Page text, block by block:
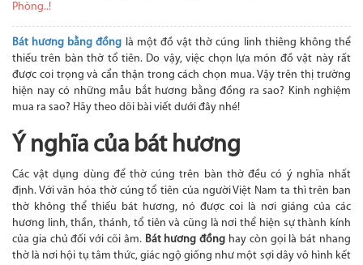
Phòng..!
Bát hương bằng đồng là một đồ vật thờ cúng linh thiêng không thể
thiếu trên bàn thờ tổ tiên. Do vậy, việc chọn lựa món đồ vật này rất
được coi trọng và cẩn thận trong cách chọn mua. Vậy trên thị trường
hiện nay có những mẫu bắt hương bằng đồng ra sao? Kinh nghiệm
mua ra sao? Hãy theo dõi bài viết dưới đây nhé!
Ý nghĩa của bát hương
Các vật dụng dùng để thờ cúng trên bàn thờ đều có ý nghĩa nhất
định. Với văn hóa thờ cúng tổ tiên của người Việt Nam ta thì trên ban
thờ không thể thiếu bát hương, nó được coi là nơi giáng của các
hương linh, thần, thánh, tổ tiên và cũng là nơi thể hiện sự thành kính
của gia chủ đối với cõi âm. Bát hương đồng hay còn gọi là bát nhang
thờ là nơi hội tụ tâm thức, giác ngộ giống như một sợi dây vô hình kết